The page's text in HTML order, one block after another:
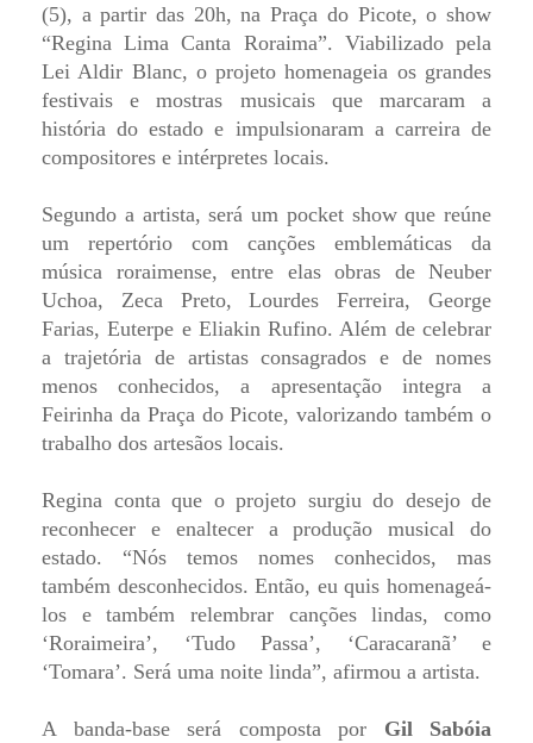
(5), a partir das 20h, na Praça do Picote, o show
“Regina Lima Canta Roraima”. Viabilizado pela
Lei Aldir Blanc, o projeto homenageia os grandes
festivais e mostras musicais que marcaram a
história do estado e impulsionaram a carreira de
compositores e intérpretes locais.
Segundo a artista, será um pocket show que reúne
um repertório com canções emblemáticas da
música roraimense, entre elas obras de Neuber
Uchoa, Zeca Preto, Lourdes Ferreira, George
Farias, Euterpe e Eliakin Rufino. Além de celebrar
a trajetória de artistas consagrados e de nomes
menos conhecidos, a apresentação integra a
Feirinha da Praça do Picote, valorizando também o
trabalho dos artesãos locais.
Regina conta que o projeto surgiu do desejo de
reconhecer e enaltecer a produção musical do
estado. “Nós temos nomes conhecidos, mas
também desconhecidos. Então, eu quis homenageá-
los e também relembrar canções lindas, como
‘Roraimeira’, ‘Tudo Passa’, ‘Caracaranã’ e
‘Tomara’. Será uma noite linda”, afirmou a artista.
A banda-base será composta por Gil Sabóia